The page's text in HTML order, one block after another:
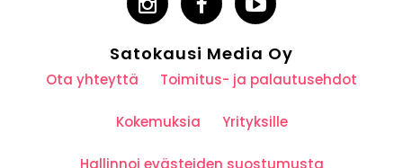
Satokausi Media Oy
Ota yhteyttä Toimitus- ja palautusehdot
Kokemuksia Yrityksille
Hallinnoi evästeiden suostumusta